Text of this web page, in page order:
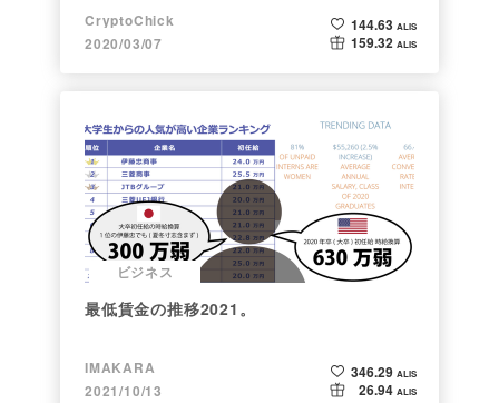
CryptoChick
2020/03/07
144.63 ALIS
159.32 ALIS
ビジネス
最低賃金の推移2021。
IMAKARA
2021/10/13
346.29 ALIS
26.94 ALIS